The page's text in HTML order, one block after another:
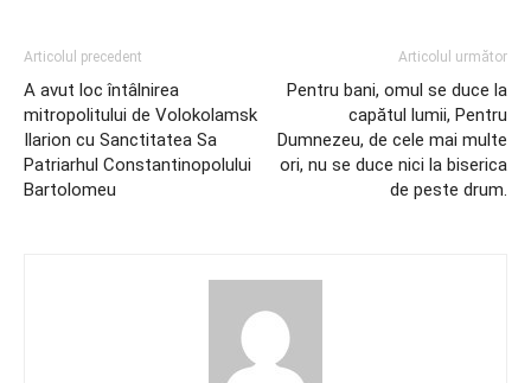
Articolul precedent
A avut loc întâlnirea
mitropolitului de Volokolamsk
Ilarion cu Sanctitatea Sa
Patriarhul Constantinopolului
Bartolomeu
Articolul următor
Pentru bani, omul se duce la
capătul lumii, Pentru
Dumnezeu, de cele mai multe
ori, nu se duce nici la biserica
de peste drum.